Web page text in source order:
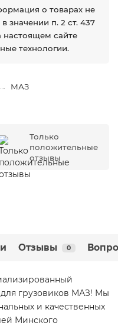
о товарах не
значении п. 2 ст. 437
настоящем сайте
технологии.
МАЗ
Только
положительные
отзывы
Отзывы 0
грузовиков МАЗ! Мы
и качественных
Минского